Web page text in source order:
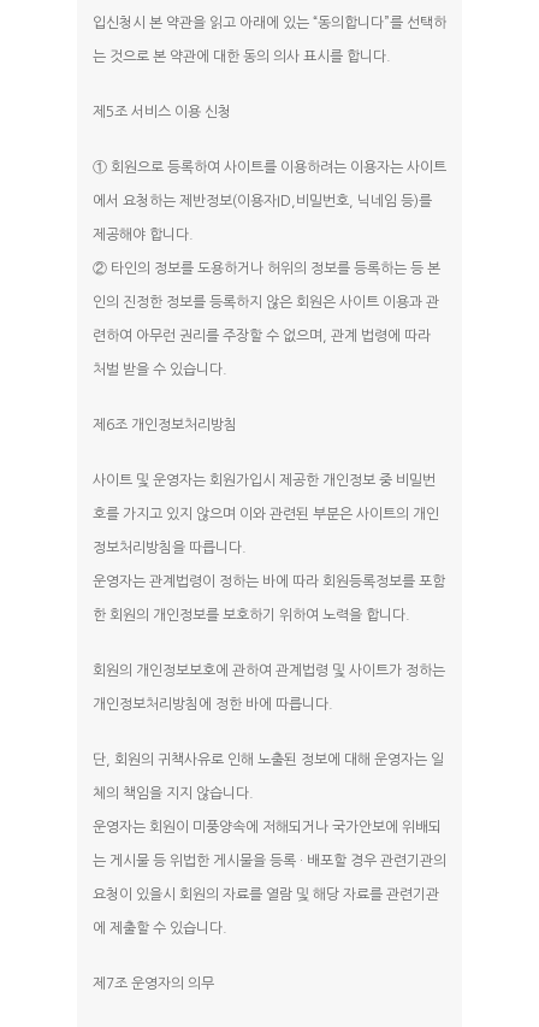
입신청시 본 약관을 읽고 아래에 있는 “동의합니다”를 선택하
는 것으로 본 약관에 대한 동의 의사 표시를 합니다.
제5조 서비스 이용 신청
① 회원으로 등록하여 사이트를 이용하려는 이용자는 사이트
에서 요청하는 제반정보(이용자ID,비밀번호, 닉네임 등)를
제공해야 합니다.
② 타인의 정보를 도용하거나 허위의 정보를 등록하는 등 본
인의 진정한 정보를 등록하지 않은 회원은 사이트 이용과 관
련하여 아무런 권리를 주장할 수 없으며, 관계 법령에 따라
처벌 받을 수 있습니다.
제6조 개인정보처리방침
사이트 및 운영자는 회원가입시 제공한 개인정보 중 비밀번
호를 가지고 있지 않으며 이와 관련된 부분은 사이트의 개인
정보처리방침을 따릅니다.
운영자는 관계법령이 정하는 바에 따라 회원등록정보를 포함
한 회원의 개인정보를 보호하기 위하여 노력을 합니다.
회원의 개인정보보호에 관하여 관계법령 및 사이트가 정하는
개인정보처리방침에 정한 바에 따릅니다.
단, 회원의 귀책사유로 인해 노출된 정보에 대해 운영자는 일
체의 책임을 지지 않습니다.
운영자는 회원이 미풍양속에 저해되거나 국가안보에 위배되
는 게시물 등 위법한 게시물을 등록 · 배포할 경우 관련기관의
요청이 있을시 회원의 자료를 열람 및 해당 자료를 관련기관
에 제출할 수 있습니다.
제7조 운영자의 의무